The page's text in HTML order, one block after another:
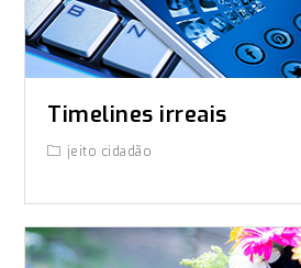
Timelines irreais
jeito cidadão